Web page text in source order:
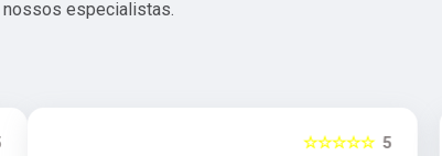
nossos especialistas.